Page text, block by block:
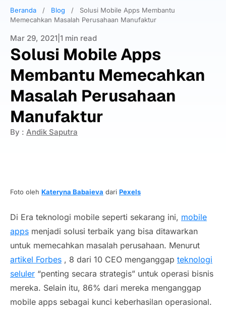
Beranda / Blog /
Solusi Mobile Apps Membantu
Memecahkan Masalah Perusahaan Manufaktur
Mar 29, 2021 1 min read
Solusi Mobile Apps
Membantu Memecahkan
Masalah Perusahaan
Manufaktur
By : Andik Saputra
Foto oleh Kateryna Babaieva dari Pexels
Di Era teknologi mobile seperti sekarang ini, mobile
apps menjadi solusi terbaik yang bisa ditawarkan
untuk memecahkan masalah perusahaan. Menurut
artikel Forbes , 8 dari 10 CEO menganggap teknologi
seluler “penting secara strategis” untuk operasi bisnis
mereka. Selain itu, 86% dari mereka menganggap
mobile apps sebagai kunci keberhasilan operasional.